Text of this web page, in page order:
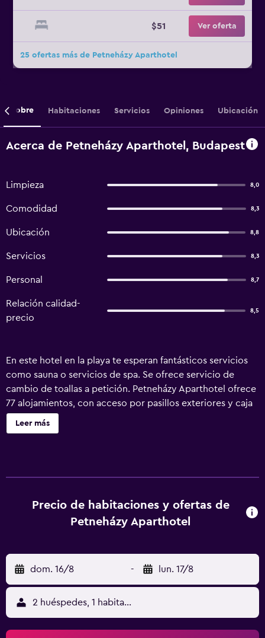
$51 Ver oferta
25 ofertas más de Petneházy Aparthotel
Sobre Habitaciones Servicios Opiniones Ubicación
Acerca de Petneházy Aparthotel, Budapest
Limpieza 8,0
Comodidad 8,3
Ubicación 8,8
Servicios 8,3
Personal 8,7
Relación calidad-
precio
8,5
En este hotel en la playa te esperan fantásticos servicios
como sauna o servicios de spa. Se ofrece servicio de
cambio de toallas a petición. Petneházy Aparthotel ofrece
77 alojamientos, con acceso por pasillos exteriores y caja
fuerte y cafetera y tetera. Estos alojamientos ofrecen una
zona de estar separada. En este hotel de 3 estrellas, los
gratis con una velocidad de 100 Mbps o más (para 1 o 2
personas, o hasta 6 dispositivos). Se ofrece televisión por
de toallas. Se ofrece servicio nocturno de descubierta y
servicio de limpieza todos los días. En el alojamiento hay
piscina cubierta, piscina al aire libre y piscina infantil.
Otros servicios de ocio y esparcimiento incluyen pistas de
tenis al aire libre y sauna. Se pueden practicar las
actividades de ocio y esparcimiento que se indican más
Leer más
Precio de habitaciones y ofertas de
Petneházy Aparthotel
dom. 16/8 - lun. 17/8
2 huéspedes, 1 habitación